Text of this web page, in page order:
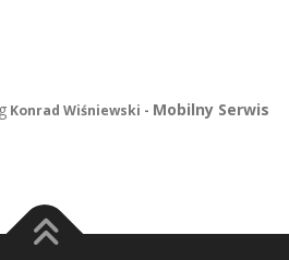
Konrad Wiśniewski - Mobilny Serwis